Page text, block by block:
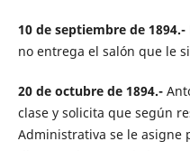
10 de septiembre de 1894.-
no entrega el salón que le
20 de octubre de 1894.-
clase y solicita que según
Administrativa se le asigne